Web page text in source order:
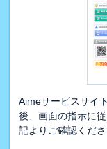
Aimeサービスサイ
後、画面の指示に
記よりご確認くださ